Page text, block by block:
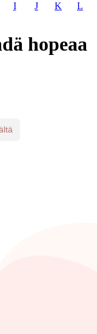
I J K L
hopeaa